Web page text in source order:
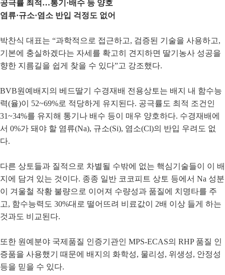
공극률 최적…통기·배수 등 양호
염류·규소·염소 반입 걱정도 없어
박찬식 대표는 “과학적으로 접근하고, 검증된 기술을 사용하고,
기본에 충실하겠다는 자세를 확고히 견지하면 딸기농사 성공을
향한 지름길을 쉽게 찾을 수 있다”고 강조했다.
BVB원예배지의 베드딸기 수경재배 전용상토는 배지 내 함수능
력(율)이 52~69%로 적당하게 유지된다. 공극률도 최적 조건인
31~34%를 유지해 통기나 배수 등이 매우 양호하다. 수경재배에
서 0%가 돼야 할 염류(Na), 규소(Si), 염소(Cl)의 반입 우려도 없
다.
다른 상토들과 질적으로 차별될 수밖에 없는 핵심기술들이 이 배
지에 담겨 있는 것이다. 종종 일반 코코피트 상토 등에서 Na 성분
이 겨울철 작황 불량으로 이어져 수량성과 품질에 치명타를 주
고, 함수능력도 30%대로 떨어뜨려 비료값이 2배 이상 들게 하는
것과도 비교된다.
또한 원예분야 국제품질 인증기관인 MPS-ECAS의 RHP 품질 인
증품을 사용했기 때문에 배지의 화학성, 물리성, 위생성, 안정성
등을 믿을 수 있다.